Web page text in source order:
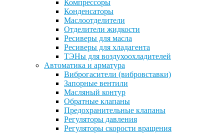
Компрессоры
Конденсаторы
Маслоотделители
Отделители жидкости
Ресиверы для масла
Ресиверы для хладагента
ТЭНы для воздухоохладителей
Автоматика и арматура
Виброгасители (вибровставки)
Запорные вентили
Масляный контур
Обратные клапаны
Предохранительные клапаны
Регуляторы давления
Регуляторы скорости вращения